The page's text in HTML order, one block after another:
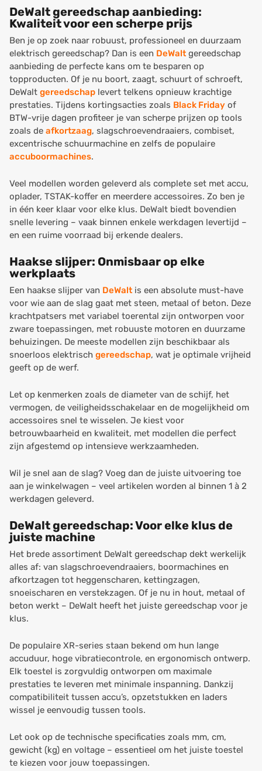
DeWalt gereedschap aanbieding:
Kwaliteit voor een scherpe prijs
Ben je op zoek naar robuust, professioneel en duurzaam
elektrisch gereedschap? Dan is een DeWalt gereedschap
aanbieding de perfecte kans om te besparen op
topproducten. Of je nu boort, zaagt, schuurt of schroeft,
DeWalt gereedschap levert telkens opnieuw krachtige
prestaties. Tijdens kortingsacties zoals Black Friday of
BTW-vrije dagen profiteer je van scherpe prijzen op tools
zoals de afkortzaag, slagschroevendraaiers, combiset,
excentrische schuurmachine en zelfs de populaire
accuboormachines.
Veel modellen worden geleverd als complete set met accu,
oplader, TSTAK-koffer en meerdere accessoires. Zo ben je
in één keer klaar voor elke klus. DeWalt biedt bovendien
snelle levering – vaak binnen enkele werkdagen levertijd –
en een ruime voorraad bij erkende dealers.
Haakse slijper: Onmisbaar op elke
werkplaats
Een haakse slijper van DeWalt is een absolute must-have
voor wie aan de slag gaat met steen, metaal of beton. Deze
krachtpatsers met variabel toerental zijn ontworpen voor
zware toepassingen, met robuuste motoren en duurzame
behuizingen. De meeste modellen zijn beschikbaar als
snoerloos elektrisch gereedschap, wat je optimale vrijheid
geeft op de werf.
Let op kenmerken zoals de diameter van de schijf, het
vermogen, de veiligheidsschakelaar en de mogelijkheid om
accessoires snel te wisselen. Je kiest voor
betrouwbaarheid en kwaliteit, met modellen die perfect
zijn afgestemd op intensieve werkzaamheden.
Wil je snel aan de slag? Voeg dan de juiste uitvoering toe
aan je winkelwagen – veel artikelen worden al binnen 1 à 2
werkdagen geleverd.
DeWalt gereedschap: Voor elke klus de
juiste machine
Het brede assortiment DeWalt gereedschap dekt werkelijk
alles af: van slagschroevendraaiers, boormachines en
afkortzagen tot heggenscharen, kettingzagen,
snoeischaren en verstekzagen. Of je nu in hout, metaal of
beton werkt – DeWalt heeft het juiste gereedschap voor je
klus.
De populaire XR-series staan bekend om hun lange
accuduur, hoge vibratiecontrole, en ergonomisch ontwerp.
Elk toestel is zorgvuldig ontworpen om maximale
prestaties te leveren met minimale inspanning. Dankzij
compatibiliteit tussen accu’s, opzetstukken en laders
wissel je eenvoudig tussen tools.
Let ook op de technische specificaties zoals mm, cm,
gewicht (kg) en voltage – essentieel om het juiste toestel
te kiezen voor jouw toepassingen.